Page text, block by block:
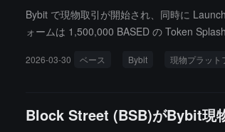
Bybit で現物取引が開始され、同時に
ォームは 1,500,000 BASED の Token
2026-03-30 ベース Bybit 現物プラット
Block Street (BSB)がBybit現